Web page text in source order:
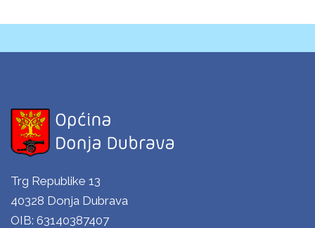
Trg Republike 13
40328 Donja Dubrava
OIB: 63140387407